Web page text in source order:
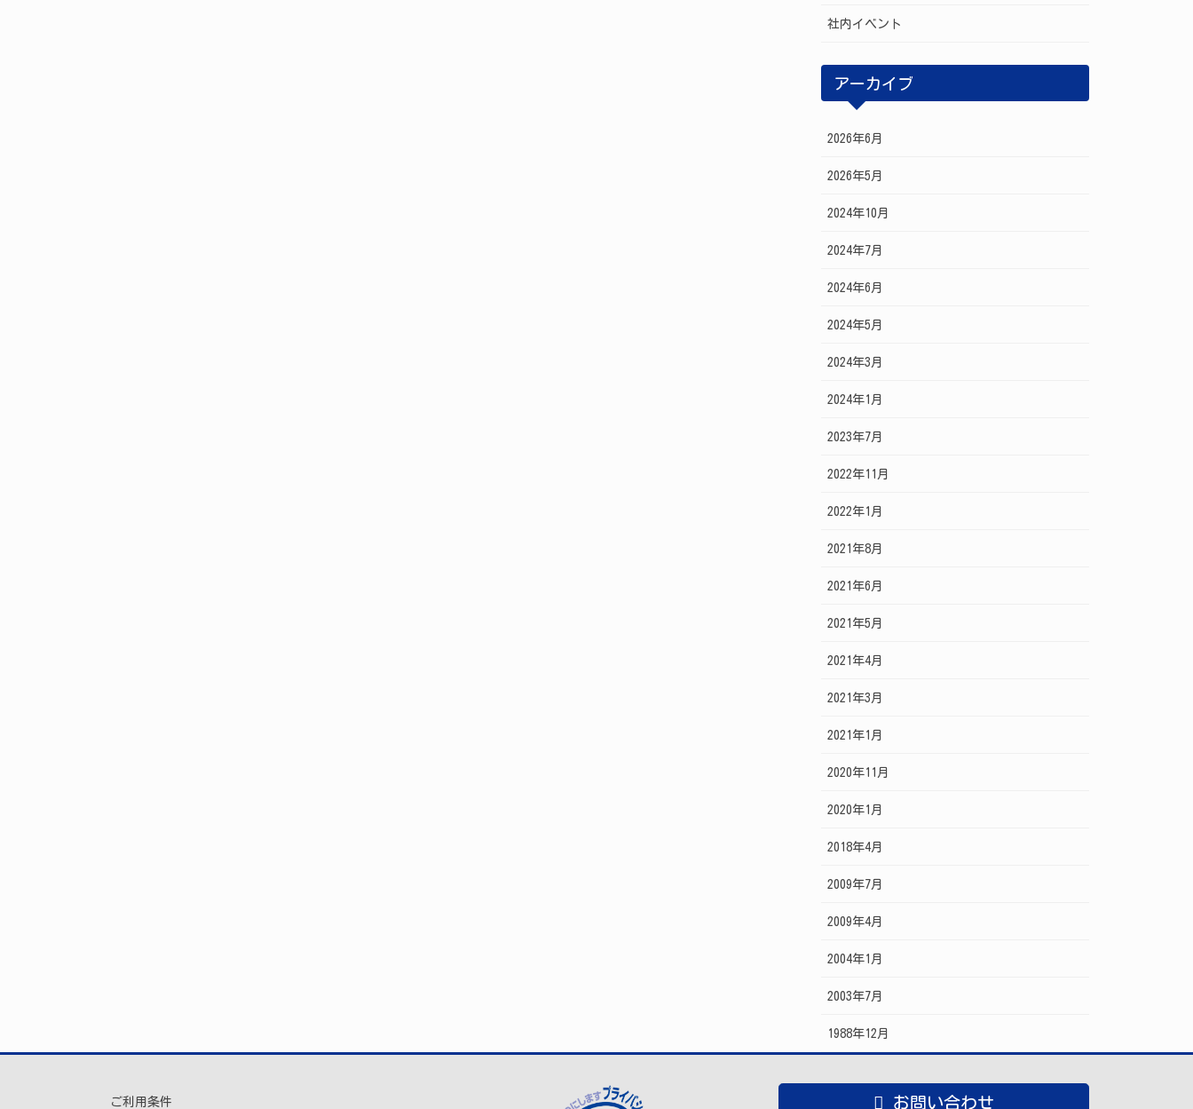
社内イベント
アーカイブ
2026年6月
2026年5月
2024年10月
2024年7月
2024年6月
2024年5月
2024年3月
2024年1月
2023年7月
2022年11月
2022年1月
2021年8月
2021年6月
2021年5月
2021年4月
2021年3月
2021年1月
2020年11月
2020年1月
2018年4月
2009年7月
2009年4月
2004年1月
2003年7月
1988年12月
ご利用条件 お問い合わせ